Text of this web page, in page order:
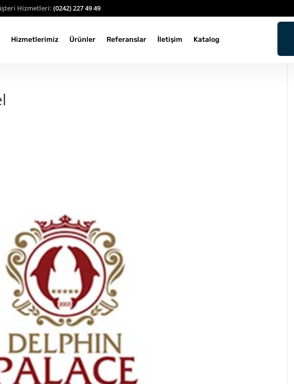
Hizmetleri:(0242) 227 49 49
Hizmetlerimiz Ürünler Referanslar İletişim Katalog